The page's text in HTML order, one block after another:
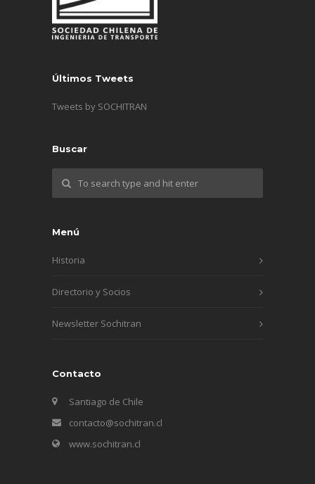
Últimos Tweets
Tweets by SOCHITRAN
Buscar
Menú
Historia
Directorio y Socios
Newsletter Sochitran
Contacto
Santiago de Chile
contacto@sochitran.cl
www.sochitran.cl